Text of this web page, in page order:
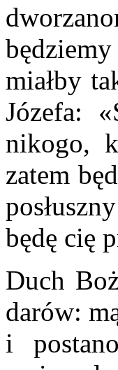
miałby
Józefa:
nikogo,
zatem
będę cię
Duch
darów:
i